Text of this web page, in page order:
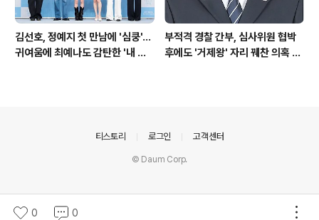
김선호, 정예지 첫 만남에 '심쿵'…
귀여움에 최예나도 감탄한 '내 남
부적격 경찰 간부, 심사위원 협박
후에도 '거제왕' 자리 꿰찬 의혹 진
0 0
티스토리 로그인 고객센터
© Daum Corp.